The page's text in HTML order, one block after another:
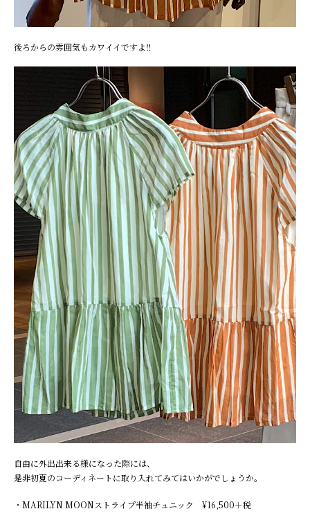
後ろからの雰囲気もカワイイですよ‼︎
自由に外出出来る様になった際には、
是非初夏のコーディネートに取り入れてみてはいかがでしょうか。
・ MARILYN MOONストライプ半袖チュニック ¥16,500＋税